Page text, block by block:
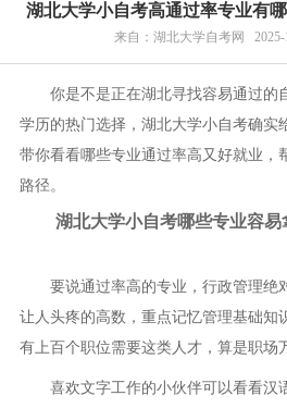
湖北大学小自考高通过率专业有
来自：湖北大学自考网
你是不是正在湖北寻找容易通过的
学历的热门选择，湖北大学小自考确实
带你看看哪些专业通过率高又好就业，
路径。
湖北大学小自考哪些专业容易
要说通过率高的专业，行政管理绝
让人头疼的高数，重点记忆管理基础知
有上百个职位需要这类人才，算是职场
喜欢文字工作的小伙伴可以看看汉